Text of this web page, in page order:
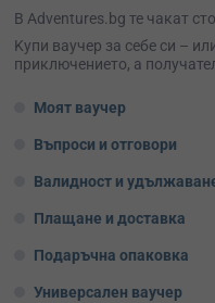
В Adventures.bg те чакат
Kупи ваучер за себе си –
приключението, а
Моят ваучер
Въпроси и отговори
Валидност и
Плащане и доставка
Подаръчна опаковка
Универсален ваучер